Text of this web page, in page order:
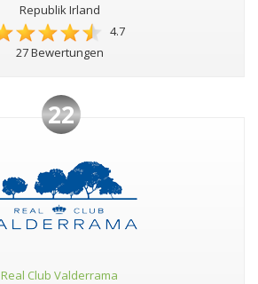
Republik Irland
4.7
27 Bewertungen
22
Real Club Valderrama